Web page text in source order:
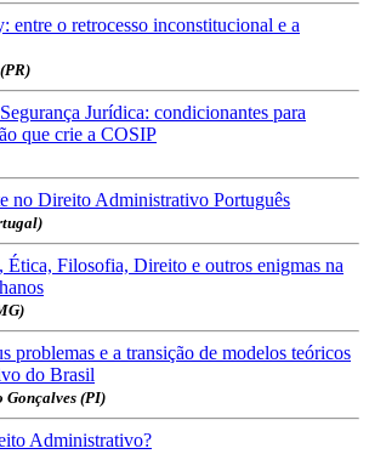
entre o retrocesso inconstitucional e a
Jurídica: condicionantes para
que crie a COSIP
no Direito Administrativo Português
Filosofia, Direito e outros enigmas na
problemas e a transição de modelos teóricos
do Brasil
Gonçalves (PI)
Administrativo?